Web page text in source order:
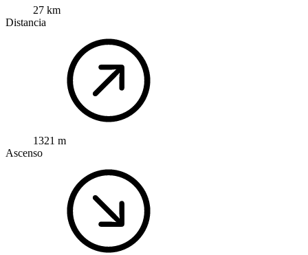
27 km
Distancia
1321 m
Ascenso